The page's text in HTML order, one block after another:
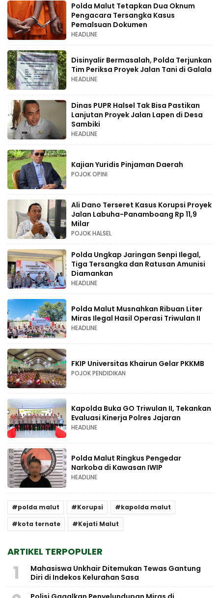
Polda Malut Tetapkan Dua Oknum
Pengacara Tersangka Kasus
Pemalsuan Dokumen
HEADLINE
Disinyalir Bermasalah, Polda Terjunkan
Tim Periksa Proyek Jalan Tani di Galala
HEADLINE
Dinas PUPR Halsel Tak Bisa Pastikan
Lanjutan Proyek Jalan Lapen di Desa
Sambiki
HEADLINE
Kajian Yuridis Pinjaman Daerah
POJOK OPINI
Ali Dano Terseret Kasus Korupsi Proyek
Jalan Labuha-Panamboang Rp 11,9
Milar
POJOK HALSEL
Polda Ungkap Jaringan Senpi Ilegal,
Tiga Tersangka dan Ratusan Amunisi
Diamankan
HEADLINE
Polda Malut Musnahkan Ribuan Liter
Miras Ilegal Hasil Operasi Triwulan II
HEADLINE
FKIP Universitas Khairun Gelar PKKMB
POJOK PENDIDIKAN
Kapolda Buka GO Triwulan II, Tekankan
Evaluasi Kinerja Polres Jajaran
HEADLINE
Polda Malut Ringkus Pengedar
Narkoba di Kawasan IWIP
HEADLINE
polda malut Korupsi
kapolda malut
kota ternate
Kejati Malut
ARTIKEL TERPOPULER
1
Mahasiswa Unkhair Ditemukan Tewas Gantung
Diri di Indekos Kelurahan Sasa